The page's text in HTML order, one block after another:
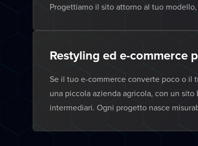
Progettiamo il sito attorno al tuo
Restyling ed e-commerce
Se il tuo e-commerce converte poco o il
una piccola azienda agricola, con un
intermediari. Ogni progetto nasce